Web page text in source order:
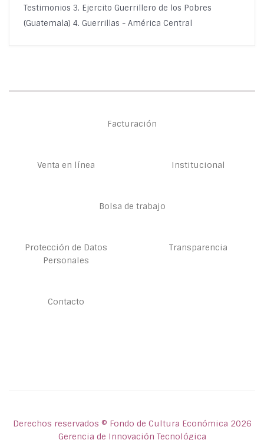
Testimonios 3. Ejercito Guerrillero de los Pobres
(Guatemala) 4. Guerrillas - América Central
Facturación
Venta en línea Institucional
Bolsa de trabajo
Protección de Datos
Personales
Transparencia
Contacto
Derechos reservados © Fondo de Cultura Económica 2026
Gerencia de Innovación Tecnológica